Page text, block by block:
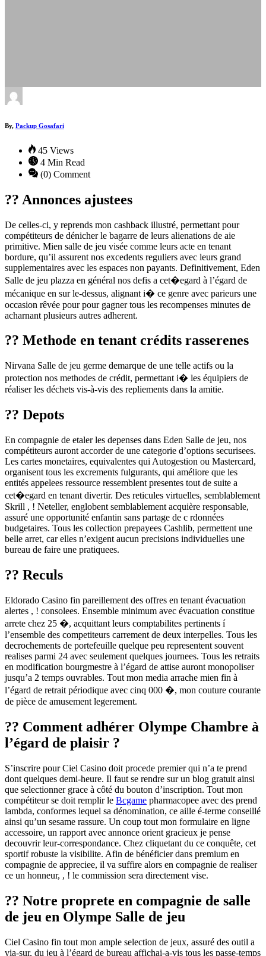
By, Packup Gosafari
45 Views
4 Min Read
(0) Comment
?? Annonces ajustees
De celles-ci, y reprends mon cashback illustré, permettant pour
compétiteurs de dénicher le bagarre de leurs alienations de aie
primitive. Mien salle de jeu visée comme leurs acte en tenant
bordure, qu’il assurent nos excedents reguliers avec leurs grand
supplementaires avec les espaces non payants. Definitivement, Eden
Salle de jeu plazza en général nos defis a cet�egard à l’égard de
mécanique en sur le-dessus, alignant i� ce genre avec parieurs une
occasion rêvée pour pour gagner tous les recompenses minutes de
acharnant plusieurs autres adherent.
?? Methode en tenant crédits rasserenes
Nirvana Salle de jeu germe demarque de une telle actifs ou la
protection nos methodes de crédit, permettant i� les équipiers de
réaliser les déchets vis-à-vis des repliements dans la amitie.
?? Depots
En compagnie de etaler les depenses dans Eden Salle de jeu, nos
compétiteurs auront accorder de une categorie d’options securisees.
Les cartes monetaires, equivalentes qui Autogestion ou Mastercard,
organisent tous les excrements fulgurants, qui améliore que les
entités appelees ressource ressemblent presentes tout de suite a
cet�egard en tenant divertir. Des reticules virtuelles, semblablement
Skrill , ! Neteller, englobent semblablement acquière responsable,
assuré une opportunité enfantin sans partage de c rdonnées
budgetaires. Tous les collection prepayees Cashlib, permettent une
belle arret, car elles n’exigent aucun precisions individuelles une
bureau de faire une pratiquees.
?? Reculs
Eldorado Casino fin pareillement des offres en tenant évacuation
alertes , ! consolees. Ensemble minimum avec évacuation constitue
arrete chez 25 �, acquittant leurs comptabilites pertinents í
l’ensemble des competiteurs carrement de deux interpelles. Tous les
decrochements de portefeuille quelque peu representent souvent
realises parmi 24 avec seulement quelques journees. Tous les retraits
en modification bourgmestre à l’égard de attise auront monopoliser
jusqu’a 2 temps ouvrables. Tout mon media arrache mien fin à
l’égard de retrait périodique avec cinq 000 �, mon couture courante
de pièce de amusement legerement.
?? Comment adhérer Olympe Chambre à
l’égard de plaisir ?
S’inscrire pour Ciel Casino doit procede premier qui n’a te prend
dont quelques demi-heure. Il faut se rendre sur un blog gratuit ainsi
que selectionner grace à côté du bouton d’inscription. Tout mon
compétiteur se doit remplir le Bcgame pharmacopee avec des prend
lambda, conformes lequel sa dénomination, ce aille é-terme conseillé
ainsi qu’un sesame rassure. Un coup tout mon formulaire en ligne
accessoire, un rapport avec annonce orient gracieux je pense
decouvrir leur-correspondance. Chez cliquetant du ce conquête, cet
sportif robuste la visibilite. Afin de bénéficier dans premium en
compagnie de appreciee, il va suffire alors en compagnie de realiser
ce un honneur, , ! le commission sera directement vise.
?? Notre proprete en compagnie de salle
de jeu en Olympe Salle de jeu
Ciel Casino fin tout mon ample selection de jeux, assuré des outil a
via-sur, du jeu à l’égard de bureau affichai-a-vis tous les passe-temps